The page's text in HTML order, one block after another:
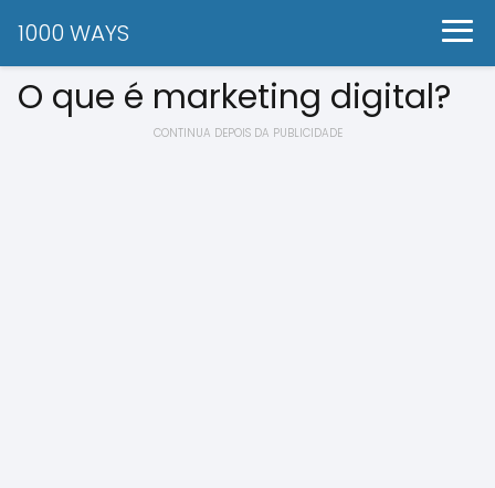
1000 WAYS
O que é marketing digital?
CONTINUA DEPOIS DA PUBLICIDADE